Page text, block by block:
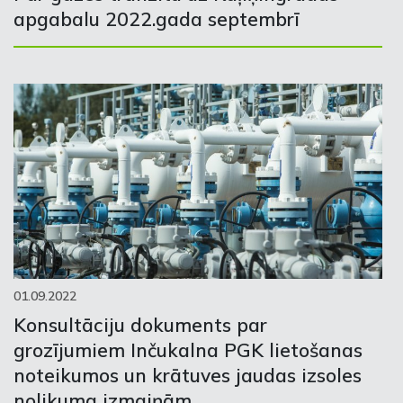
apgabalu 2022.gada septembrī
01.09.2022
Konsultāciju dokuments par
grozījumiem Inčukalna PGK lietošanas
noteikumos un krātuves jaudas izsoles